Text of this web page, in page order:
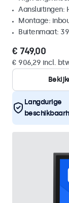
Aansluitingen:
Montage:
Buitenmaat:
€ 749,00
€ 906,29 incl.
Langdurige